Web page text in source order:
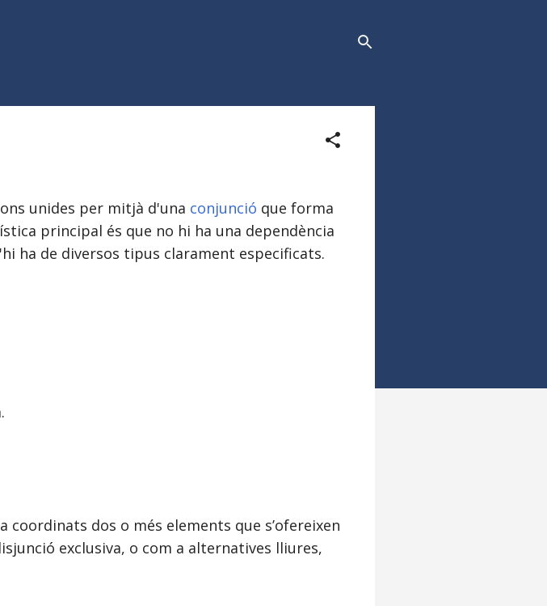
unides per mitjà d'una conjunció que forma
principal és que no hi ha una dependència
ha de diversos tipus clarament especificats.
dos o més elements que s’ofereixen
exclusiva, o com a alternatives lliures,